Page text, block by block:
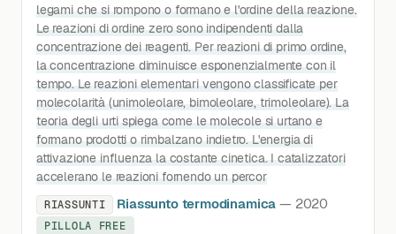
legami che si rompono o formano e l'ordine della reazione.
Le reazioni di ordine zero sono indipendenti dalla
concentrazione dei reagenti. Per reazioni di primo ordine,
la concentrazione diminuisce esponenzialmente con il
tempo. Le reazioni elementari vengono classificate per
molecolarità (unimoleolare, bimoleolare, trimoleolare). La
teoria degli urti spiega come le molecole si urtano e
formano prodotti o rimbalzano indietro. L'energia di
attivazione influenza la costante cinetica. I catalizzatori
accelerano le reazioni fornendo un percor
RIASSUNTI Riassunto termodinamica — 2020
PILLOLA FREE